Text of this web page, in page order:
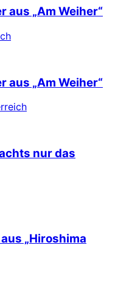
aus „Am Weiher“
aus „Am Weiher“
nur das
„Hiroshima